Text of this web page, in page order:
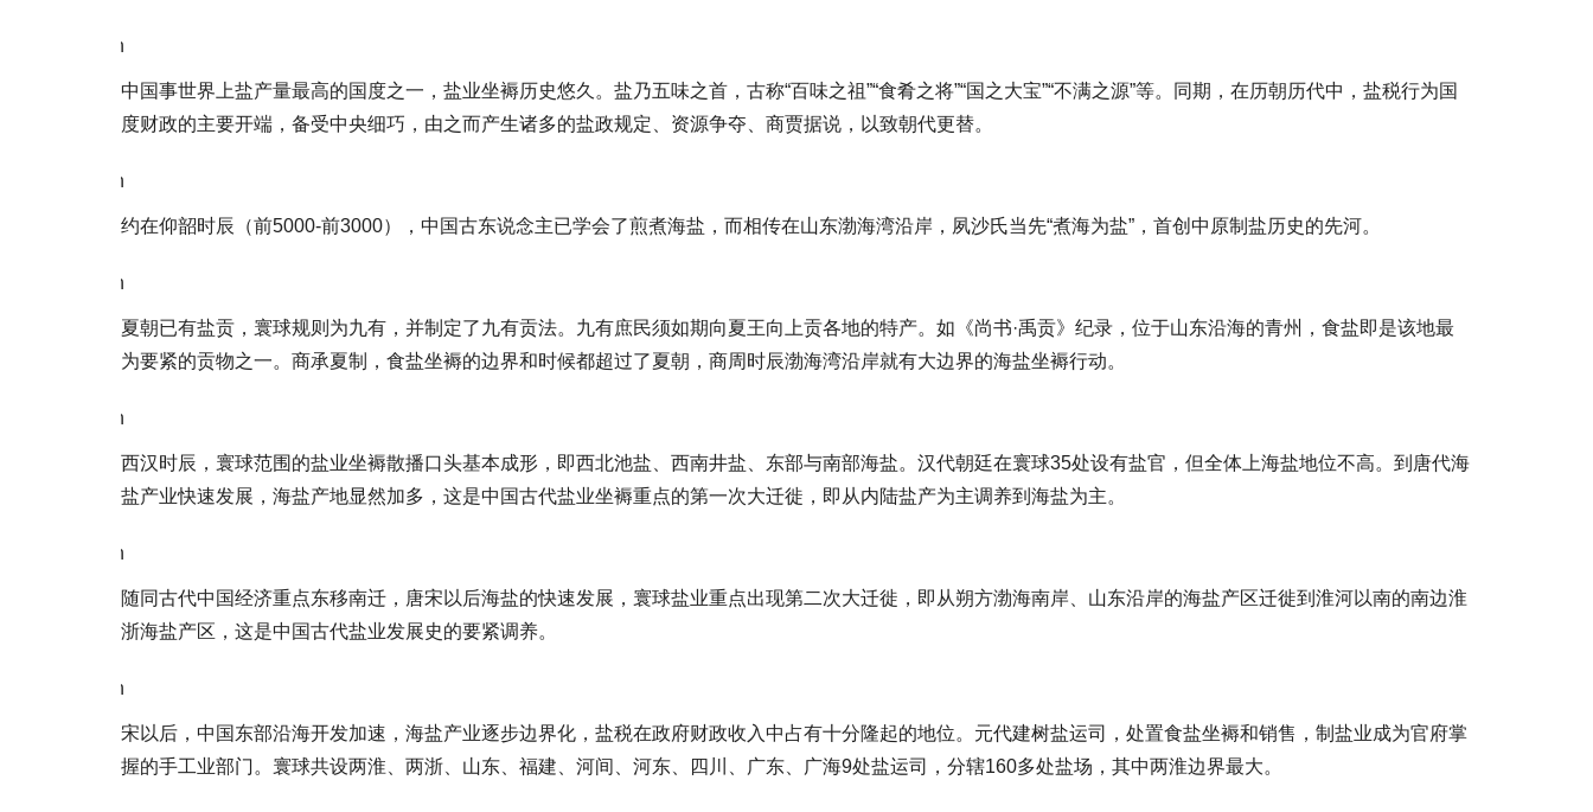
\n
中国事世界上盐产量最高的国度之一，盐业坐褥历史悠久。盐乃五味之首，古称“百味之祖”“食肴之将”“国之大宝”“不满之源”等。同期，在历朝历代中，盐税行为国
度财政的主要开端，备受中央细巧，由之而产生诸多的盐政规定、资源争夺、商贾据说，以致朝代更替。
\n
约在仰韶时辰（前5000-前3000），中国古东说念主已学会了煎煮海盐，而相传在山东渤海湾沿岸，夙沙氏当先“煮海为盐”，首创中原制盐历史的先河。
\n
夏朝已有盐贡，寰球规则为九有，并制定了九有贡法。九有庶民须如期向夏王向上贡各地的特产。如《尚书·禹贡》纪录，位于山东沿海的青州，食盐即是该地最
为要紧的贡物之一。商承夏制，食盐坐褥的边界和时候都超过了夏朝，商周时辰渤海湾沿岸就有大边界的海盐坐褥行动。
\n
西汉时辰，寰球范围的盐业坐褥散播口头基本成形，即西北池盐、西南井盐、东部与南部海盐。汉代朝廷在寰球35处设有盐官，但全体上海盐地位不高。到唐代海
盐产业快速发展，海盐产地显然加多，这是中国古代盐业坐褥重点的第一次大迁徙，即从内陆盐产为主调养到海盐为主。
\n
随同古代中国经济重点东移南迁，唐宋以后海盐的快速发展，寰球盐业重点出现第二次大迁徙，即从朔方渤海南岸、山东沿岸的海盐产区迁徙到淮河以南的南边淮
浙海盐产区，这是中国古代盐业发展史的要紧调养。
\n
宋以后，中国东部沿海开发加速，海盐产业逐步边界化，盐税在政府财政收入中占有十分隆起的地位。元代建树盐运司，处置食盐坐褥和销售，制盐业成为官府掌
握的手工业部门。寰球共设两淮、两浙、山东、福建、河间、河东、四川、广东、广海9处盐运司，分辖160多处盐场，其中两淮边界最大。